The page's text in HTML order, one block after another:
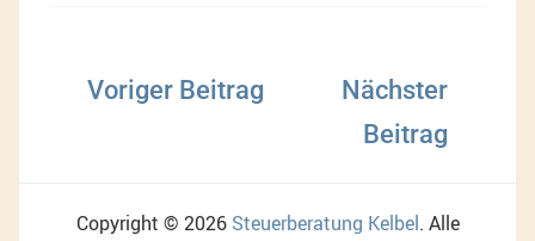
Copyright © 2026 Steuerberatung Kelbel. Alle